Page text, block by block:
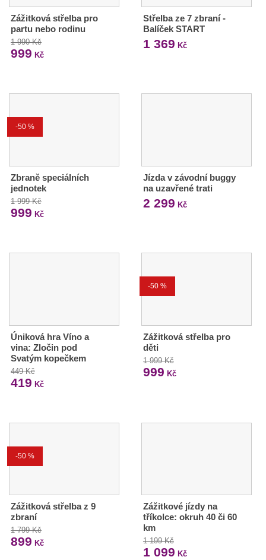
Zážitková střelba pro
partu nebo rodinu
1 990 Kč
999 Kč
Střelba ze 7 zbraní -
Balíček START
1 369 Kč
-50 %
Zbraně speciálních
jednotek
1 999 Kč
999 Kč
Jízda v závodní buggy
na uzavřené trati
2 299 Kč
Úniková hra Víno a
vina: Zločin pod
Svatým kopečkem
449 Kč
419 Kč
-50 %
Zážitková střelba pro
děti
1 999 Kč
999 Kč
-50 %
Zážitková střelba z 9
zbraní
1 799 Kč
899 Kč
Zážitkové jízdy na
tříkolce: okruh 40 či 60
km
1 199 Kč
1 099 Kč